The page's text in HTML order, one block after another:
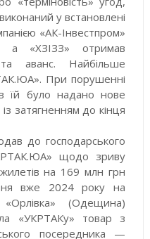
у встановлені
«АК-Інвестпром»
а «ХЗІЗЗ» отримав
аванс. Найбільше
При порушенні
їй було надано нове
затягненням до кінця
до господарського
щодо зриву
на 169 млн грн
вже 2024 року на
«Орлівка» (Одещина)
«УКРТАКу» товар з
посередника —